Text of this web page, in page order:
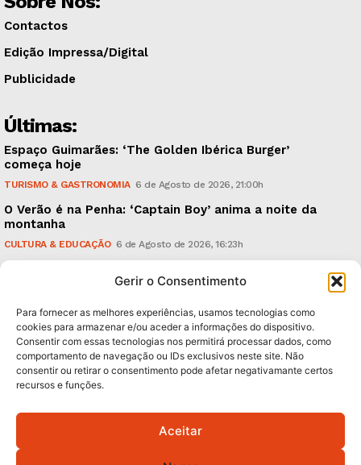
Gerir o Consentimento
Para fornecer as melhores experiências, usamos tecnologias como
cookies para armazenar e/ou aceder a informações do dispositivo.
Consentir com essas tecnologias nos permitirá processar dados, como
comportamento de navegação ou IDs exclusivos neste site. Não
consentir ou retirar o consentimento pode afetar negativamante certos
recursos e funções.
Aceitar
Contactos
Edição Impressa/Digital
Publicidade
Últimas:
Espaço Guimarães: ‘The Golden Ibérica Burger’
começa hoje
TURISMO & GASTRONOMIA 6 de Agosto de 2026, 21:00h
O Verão é na Penha: ‘Captain Boy’ anima a noite da
montanha
CULTURA & EDUCAÇÃO 6 de Agosto de 2026, 16:23h
em causa”, garante Ricardo Araújo
Subscreva Newsletter:
QUERO ADERIR